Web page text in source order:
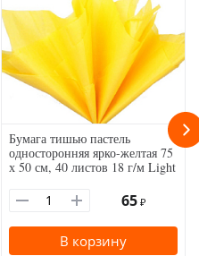
Бумага тишью пастель
односторонняя ярко-желтая 75
х 50 см, 40 листов 18 г/м Light
65 ₽
В корзину